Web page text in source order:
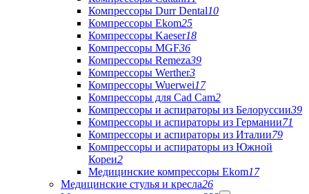
Компрессоры Durr Dental10
Компрессоры Ekom25
Компрессоры Kaeser18
Компрессоры MGF36
Компрессоры Remeza39
Компрессоры Werther3
Компрессоры Wuerwei17
Компрессоры для Cad Cam2
Компрессоры и аспираторы из Белоруссии39
Компрессоры и аспираторы из Германии71
Компрессоры и аспираторы из Италии79
Компрессоры и аспираторы из Южной
Кореи2
Медицинские компрессоры Ekom17
Медицинские стулья и кресла26